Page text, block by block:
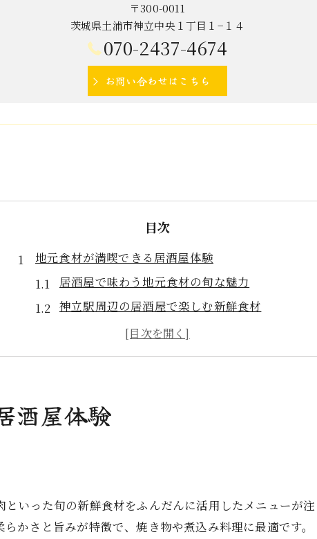
〒300-0011
茨城県土浦市神立中央１丁目１−１４
070-2437-4674
お問い合わせはこちら
目次
地元食材が満喫できる居酒屋体験
居酒屋で味わう地元食材の旬な魅力
神立駅周辺の居酒屋で楽しむ新鮮食材
居酒屋ならではの地元野菜と豚肉の活用法
地元食材を活かす居酒屋選びのポイント
新鮮素材を楽しむ神立駅周辺の魅力
神立駅居酒屋の新鮮食材が支持される理由
神立駅周辺居酒屋の素材選びのこだわり
旬の食材を使った居酒屋料理の魅力
酒屋体験
いった旬の新鮮食材をふんだんに活用したメニューが
かさと旨みが特徴で、焼き物や煮込み料理に最適です。